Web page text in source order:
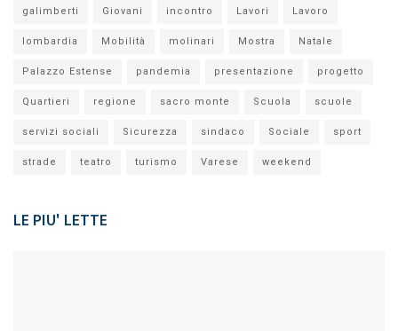
galimberti Giovani incontro Lavori Lavoro
lombardia Mobilità molinari Mostra Natale
Palazzo Estense pandemia presentazione progetto
Quartieri regione sacro monte Scuola scuole
servizi sociali Sicurezza sindaco Sociale sport
strade teatro turismo Varese weekend
LE PIU' LETTE